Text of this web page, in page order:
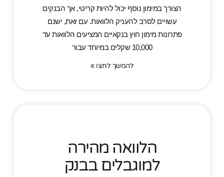
הצורך במימון נוסף יכול להיות קריטי, אך הבנקים
עשויים לסרב להעניק הלוואות. עם זאת, ישנם
פתרונות מימון חוץ בנקאיים המציעים הלוואות עד
10,000 שקלים במיוחד עבור
להמשך לחצו »
הלוואה מהירה
למוגבלים בבנק